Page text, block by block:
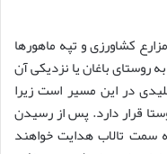
کشاورزی و تپه ماهورها
روستای باغان یا نزدیکی آن
در این مسیر است زیرا
قرار دارد. پس از رسیدن
سمت تالاب هدایت خواهند